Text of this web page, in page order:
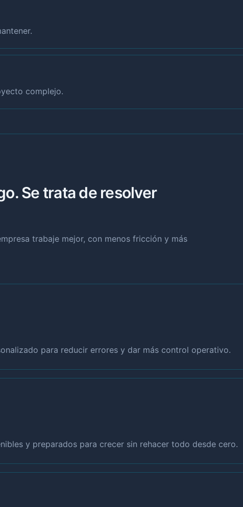
complejo.
Se trata de resolver
trabaje mejor, con menos fricción y más
para reducir errores y dar más control operativo.
y preparados para crecer sin rehacer todo desde cero.